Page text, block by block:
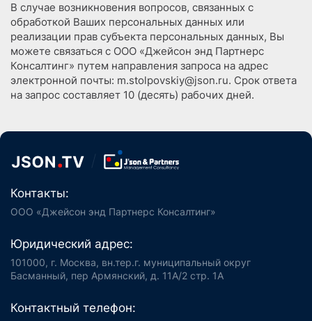
В случае возникновения вопросов, связанных с
обработкой Ваших персональных данных или
реализации прав субъекта персональных данных, Вы
можете связаться с ООО «Джейсон энд Партнерс
Консалтинг» путем направления запроса на адрес
электронной почты: m.stolpovskiy@json.ru. Срок ответа
на запрос составляет 10 (десять) рабочих дней.
Контакты:
ООО «Джейсон энд Партнерс Консалтинг»
Юридический адрес:
101000, г. Москва, вн.тер.г. муниципальный округ
Басманный, пер Армянский, д. 11А/2 стр. 1А
Контактный телефон: